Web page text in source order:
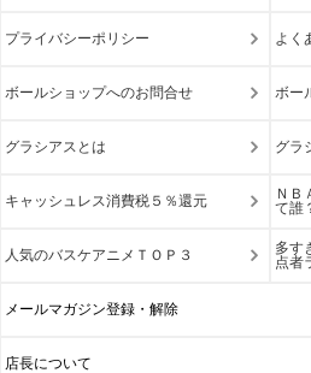
プライバシーポリシー よく
ボールショップへのお問合せ ボー
グラシアスとは グラ
キャッシュレス消費税５％還元
ＮＢ
て誰
人気のバスケアニメＴＯＰ３
多す
点者
メールマガジン登録・解除
店長について